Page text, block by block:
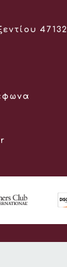
47132